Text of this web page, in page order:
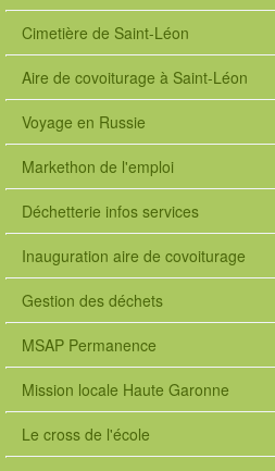
Cimetière de Saint-Léon
Aire de covoiturage à Saint-Léon
Voyage en Russie
Markethon de l'emploi
Déchetterie infos services
Inauguration aire de covoiturage
Gestion des déchets
MSAP Permanence
Mission locale Haute Garonne
Le cross de l'école